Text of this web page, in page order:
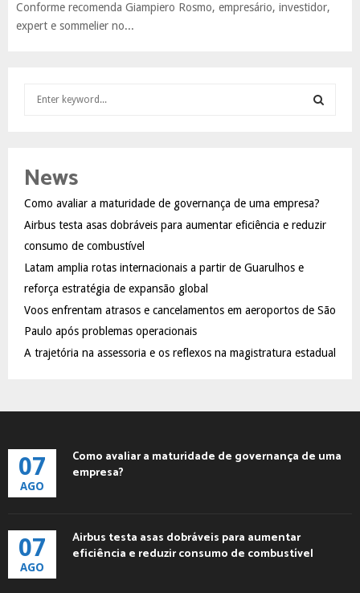
Conforme recomenda Giampiero Rosmo, empresário, investidor,
expert e sommelier no...
h
o
r
:
R
News
Como avaliar a maturidade de governança de uma empresa?
Airbus testa asas dobráveis para aumentar eficiência e reduzir
consumo de combustível
Latam amplia rotas internacionais a partir de Guarulhos e
reforça estratégia de expansão global
Voos enfrentam atrasos e cancelamentos em aeroportos de São
Paulo após problemas operacionais
A trajetória na assessoria e os reflexos na magistratura estadual
07
AGO
Como avaliar a maturidade de governança de uma
empresa?
07
AGO
Airbus testa asas dobráveis para aumentar
eficiência e reduzir consumo de combustível